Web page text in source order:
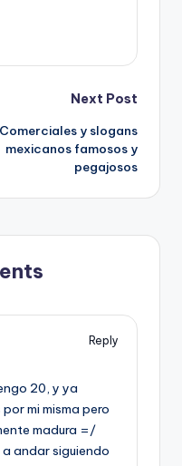
Next Post
Comerciales y slogans
mexicanos famosos y
pegajosos
Reply
20, y ya
mi misma pero
madura =/
andar siguiendo